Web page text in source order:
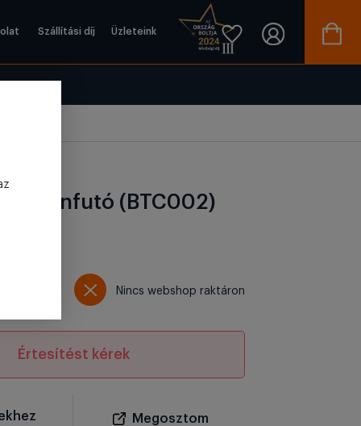
Szállítási díj Üzleteink
utánfutó (BTC002)
Nincs webshop raktáron
Értesítést kérek
Megosztom